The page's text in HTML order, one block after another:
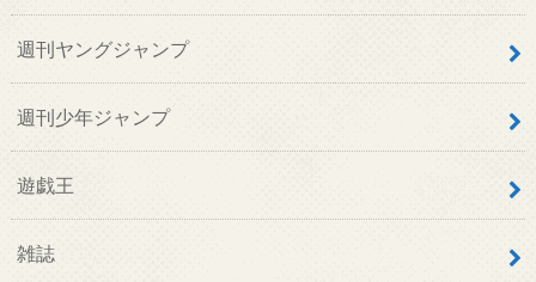
週刊ヤングジャンプ
週刊少年ジャンプ
遊戯王
雑誌